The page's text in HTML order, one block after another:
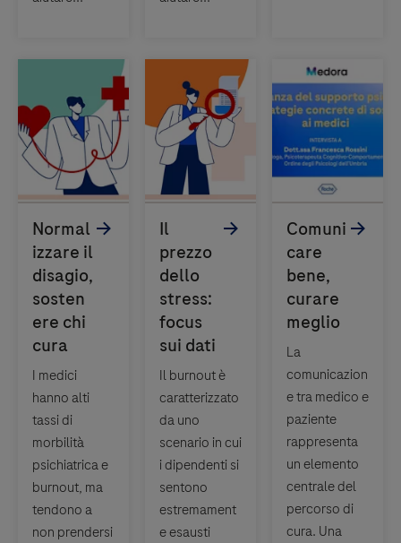
I medici
hanno alti
tassi di
morbilità
psichiatrica e
burnout, ma
tendono a
non prendersi
Il burnout è
caratterizzato
da uno
scenario in cui
i dipendenti si
sentono
estremament
e esausti
La
comunicazion
e tra medico e
paziente
rappresenta
un elemento
centrale del
percorso di
cura. Una